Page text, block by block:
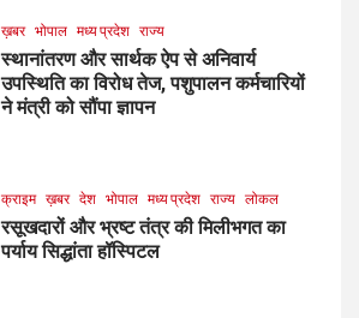
ख़बर भोपाल मध्य प्रदेश राज्य
स्थानांतरण और सार्थक ऐप से अनिवार्य
उपस्थिति का विरोध तेज, पशुपालन कर्मचारियों
ने मंत्री को सौंपा ज्ञापन
क्राइम ख़बर देश भोपाल मध्य प्रदेश राज्य लोकल
रसूखदारों और भ्रष्ट तंत्र की मिलीभगत का
पर्याय सिद्धांता हॉस्पिटल